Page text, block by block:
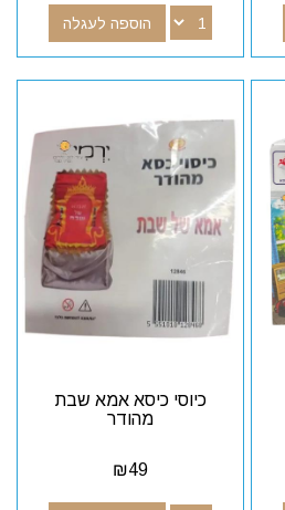
הוספה לעגלה
כיוסי כיסא אמא שבת
מהודר
₪49